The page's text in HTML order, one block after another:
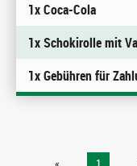
1x Coca-Cola
1x Schokirolle mit
1x Gebühren für